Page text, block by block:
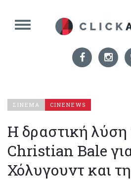
ΣΙΝΕΜΑ CINENEWS
Η δραστική λύση
Christian Bale
Χόλυγουντ και